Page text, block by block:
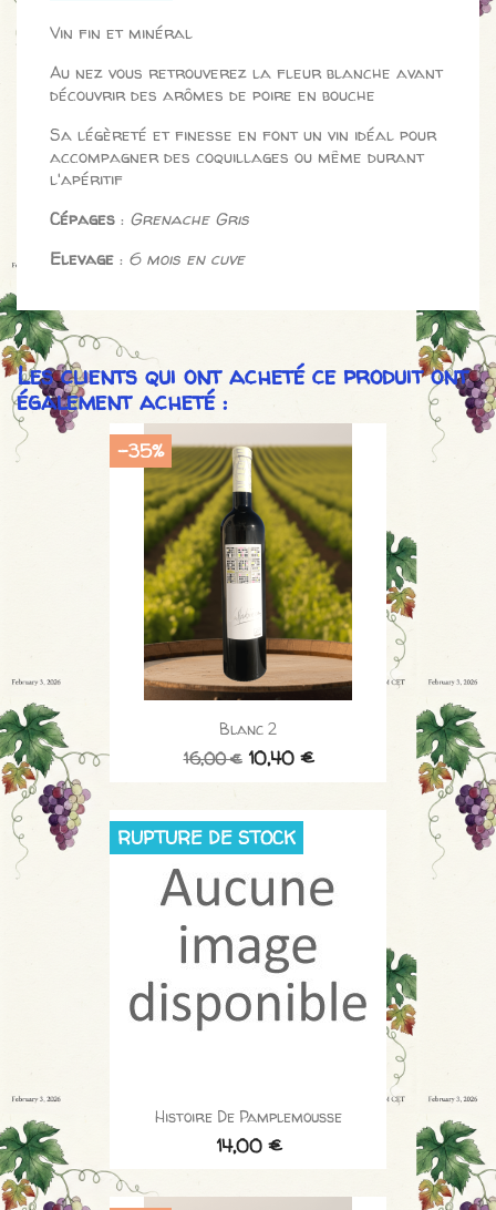
Vin fin et minéral
Au nez vous retrouverez la fleur blanche avant
découvrir des arômes de poire en bouche
Sa légèreté et finesse en font un vin idéal pour
accompagner des coquillages ou même durant
l'apéritif
Cépages : Grenache Gris
Elevage : 6 mois en cuve
Les clients qui ont acheté ce produit ont
également acheté :
Blanc 2
16,00 € 10,40 €
-35%
Histoire De Pamplemousse
14,00 €
RUPTURE DE STOCK